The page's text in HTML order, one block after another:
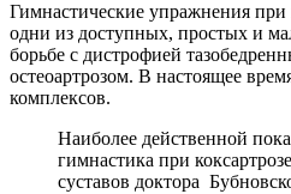
Гимнастические упражнения при
одни из доступных, простых и
борьбе с дистрофией
остеоартрозом. В настоящее
комплексов.
Наиболее действенной
гимнастика при
суставов доктора